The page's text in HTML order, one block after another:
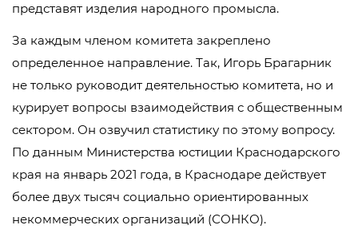
представят изделия народного промысла.
За каждым членом комитета закреплено
определенное направление. Так, Игорь Брагарник
не только руководит деятельностью комитета, но и
курирует вопросы взаимодействия с общественным
сектором. Он озвучил статистику по этому вопросу.
По данным Министерства юстиции Краснодарского
края на январь 2021 года, в Краснодаре действует
более двух тысяч социально ориентированных
некоммерческих организаций (СОНКО).